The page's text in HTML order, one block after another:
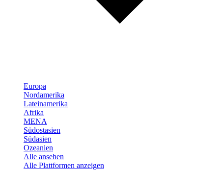
Europa
Nordamerika
Lateinamerika
Afrika
MENA
Südostasien
Südasien
Ozeanien
Alle ansehen
Alle Plattformen anzeigen